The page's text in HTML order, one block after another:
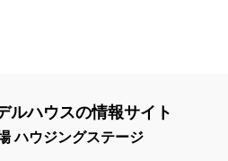
ルハウスの情報サイト
ハウジングステージ